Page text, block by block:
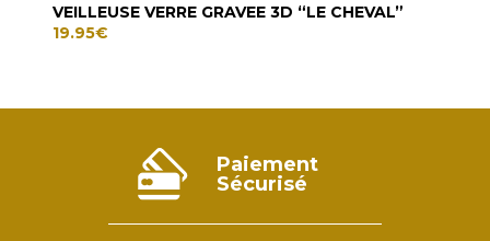
VEILLEUSE VERRE GRAVEE 3D “LE CHEVAL”
19.95€
Paiement
Sécurisé